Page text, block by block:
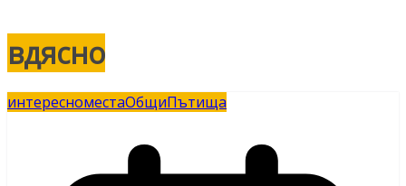
вдясно
интересноместаОбщиПътища